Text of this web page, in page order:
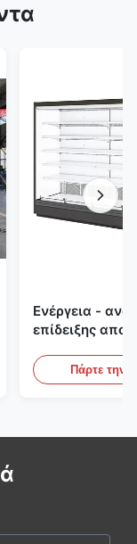
Ενέργεια -
επίδειξης
περιπτώσεις
Πάρτε την